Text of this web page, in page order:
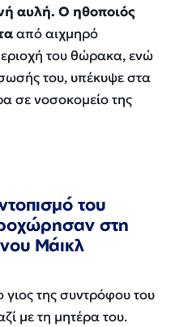
αυλή. Ο ηθοποιός
από αιχμηρό
του θώρακα, ενώ
του, υπέκυψε στα
σε νοσοκομείο της
του
στη
Μάικλ
γιος της συντρόφου του
με τη μητέρα του.